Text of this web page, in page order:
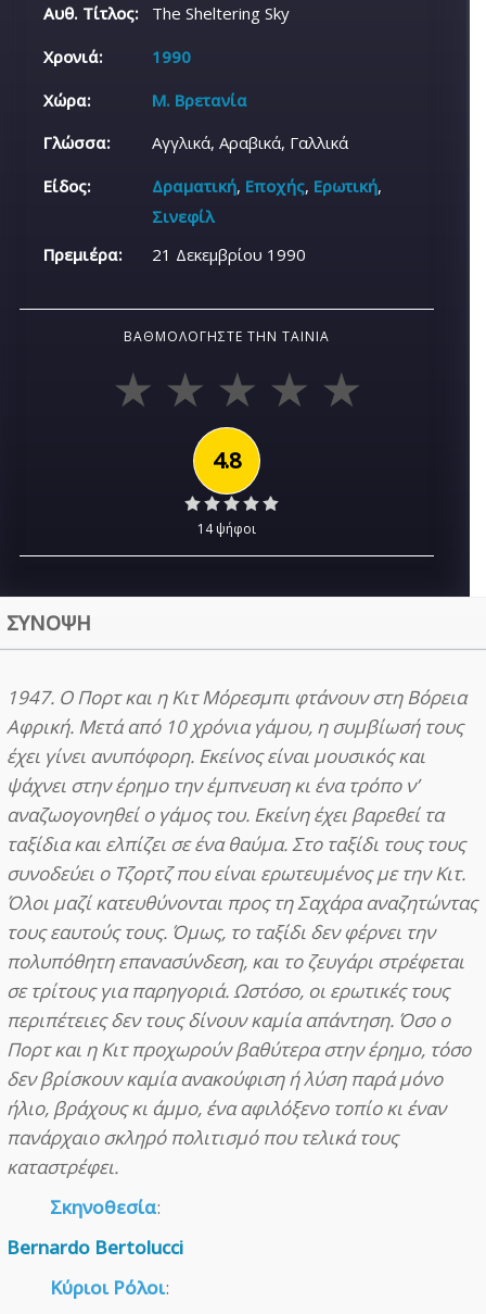
Αυθ. Τίτλος:
The Sheltering Sky
Χρονιά:
1990
Χώρα:
Μ. Βρετανία
Γλώσσα:
Αγγλικά, Αραβικά, Γαλλικά
Είδος:
Δραματική, Εποχής, Ερωτική,
Σινεφίλ
Πρεμιέρα:
21 Δεκεμβρίου 1990
ΒΑΘΜΟΛΟΓΉΣΤΕ ΤΗΝ ΤΑΙΝΊΑ
4.8
14 ψήφοι
ΣΥΝΟΨΗ
1947. Ο Πορτ και η Κιτ Μόρεσμπι φτάνουν στη Βόρεια
Αφρική. Μετά από 10 χρόνια γάμου, η συμβίωσή τους
έχει γίνει ανυπόφορη. Εκείνος είναι μουσικός και
ψάχνει στην έρημο την έμπνευση κι ένα τρόπο ν’
αναζωογονηθεί ο γάμος του. Εκείνη έχει βαρεθεί τα
ταξίδια και ελπίζει σε ένα θαύμα. Στο ταξίδι τους τους
συνοδεύει ο Τζορτζ που είναι ερωτευμένος με την Κιτ.
Όλοι μαζί κατευθύνονται προς τη Σαχάρα αναζητώντας
τους εαυτούς τους. Όμως, το ταξίδι δεν φέρνει την
πολυπόθητη επανασύνδεση, και το ζευγάρι στρέφεται
σε τρίτους για παρηγοριά. Ωστόσο, οι ερωτικές τους
περιπέτειες δεν τους δίνουν καμία απάντηση. Όσο ο
Πορτ και η Κιτ προχωρούν βαθύτερα στην έρημο, τόσο
δεν βρίσκουν καμία ανακούφιση ή λύση παρά μόνο
ήλιο, βράχους κι άμμο, ένα αφιλόξενο τοπίο κι έναν
πανάρχαιο σκληρό πολιτισμό που τελικά τους
καταστρέφει.
Σκηνοθεσία:
Bernardo Bertolucci
Κύριοι Ρόλοι: